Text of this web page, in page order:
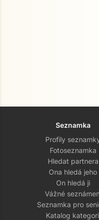
Seznamka
Profily
Fotoseznamka
Hledat partnera
Ona hledá jeho
On hledá ji
Vážné
Seznamka pro
Katalog